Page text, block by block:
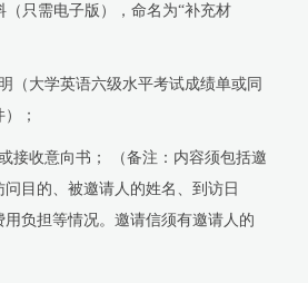
（只需电子版），命名为“补充材
（大学英语六级水平考试成绩单或同
；
接收意向书； （备注：内容须包括邀
目的、被邀请人的姓名、到访日
负担等情况。邀请信须有邀请人的